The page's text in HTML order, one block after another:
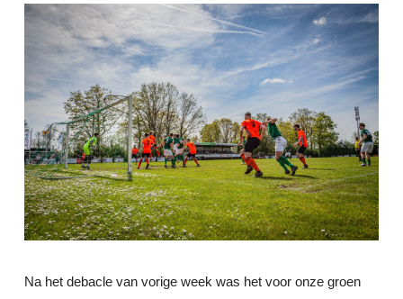
Na het debacle van vorige week was het voor onze groen